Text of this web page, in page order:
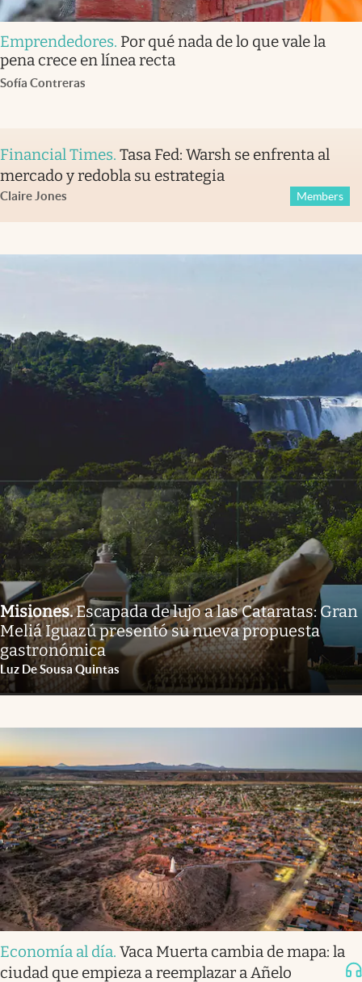
Emprendedores. Por qué nada de lo que vale la
pena crece en línea recta
Sofía Contreras
Financial Times. Tasa Fed: Warsh se enfrenta al
mercado y redobla su estrategia
Claire Jones Members
Misiones.Escapada de lujo a las Cataratas: Gran
Meliá Iguazú presentó su nueva propuesta
gastronómica
Luz De Sousa Quintas
Economía al día. Vaca Muerta cambia de mapa: la
ciudad que empieza a reemplazar a Añelo